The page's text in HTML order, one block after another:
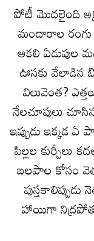
పోటీ మొదలైంది
మందారాల రంగు
ఆకలి ఏడుపుల
ఊసకు వేలాడిన
విలువెంత?
నేలచూపులు
ఇప్పుడు ఇక్కడ ఏ
పిల్లల కుర్చీలు
బలపాల కోసం
హాయిగా